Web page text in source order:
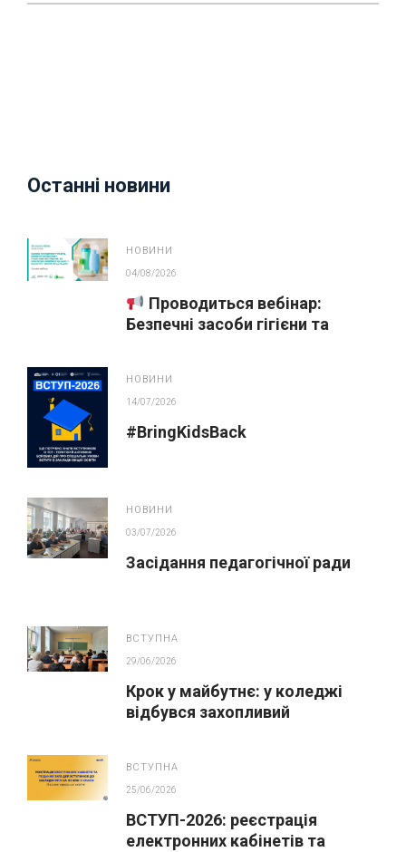
Останні новини
НОВИНИ
04/08/2026
Проводиться вебінар:
Безпечні засоби гігієни та
НОВИНИ
14/07/2026
#BringKidsBack
НОВИНИ
03/07/2026
Засідання педагогічної ради
ВСТУПНА
29/06/2026
Крок у майбутнє: у коледжі
відбувся захопливий
ВСТУПНА
25/06/2026
ВСТУП-2026: реєстрація
електронних кабінетів та